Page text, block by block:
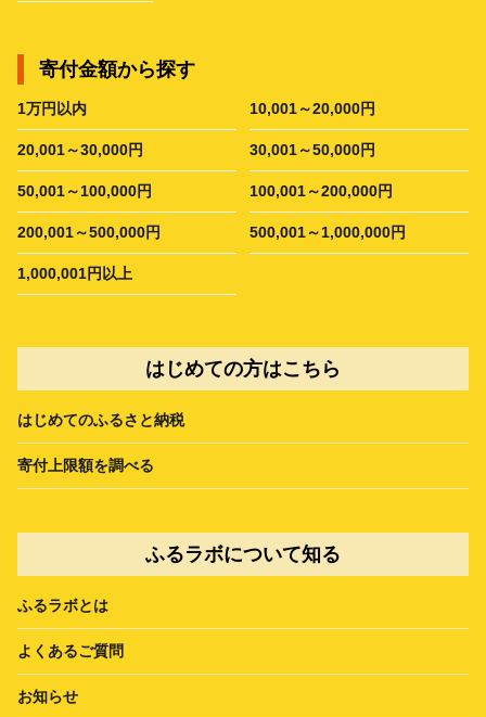
寄付金額から探す
1万円以内 10,001～20,000円
20,001～30,000円 30,001～50,000円
50,001～100,000円 100,001～200,000円
200,001～500,000円 500,001～1,000,000円
1,000,001円以上
はじめての方はこちら
はじめてのふるさと納税
寄付上限額を調べる
ふるラボについて知る
ふるラボとは
よくあるご質問
お知らせ